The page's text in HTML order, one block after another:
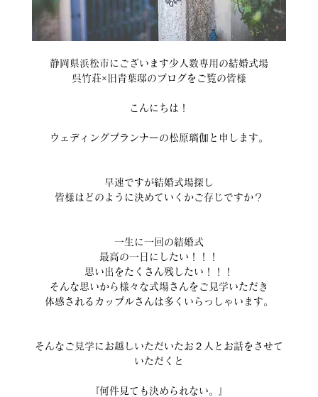
静岡県浜松市にございます少人数専用の結婚式場
呉竹荘×旧青葉邸のブログをご覧の皆様
こんにちは！
ウェディングプランナーの松原璃伽と申します。
早速ですが結婚式場探し
皆様はどのように決めていくかご存じですか？
一生に一回の結婚式
最高の一日にしたい！！！
思い出をたくさん残したい！！！
そんな思いから様々な式場さんをご見学いただき
体感されるカップルさんは多くいらっしゃいます。
そんなご見学にお越しいただいたお２人とお話をさせて
いただくと
『何件見ても決められない。』